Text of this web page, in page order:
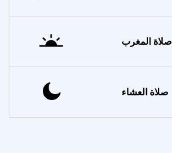
صلاة المغرب
صلاة العشاء